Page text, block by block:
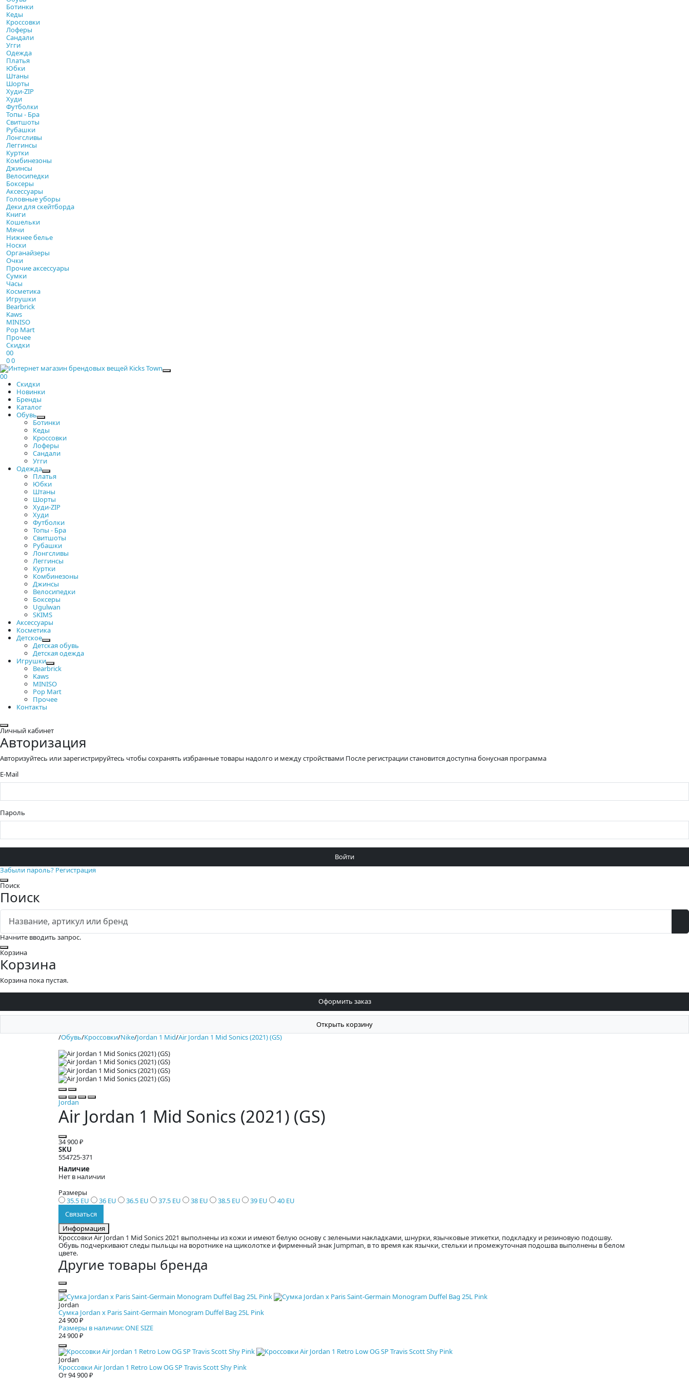
Ботинки
Кеды
Кроссовки
Лоферы
Сандали
Угги
Одежда
Платья
Юбки
Штаны
Шорты
Худи-ZIP
Худи
Футболки
Топы - Бра
Свитшоты
Рубашки
Лонгсливы
Леггинсы
Куртки
Комбинезоны
Джинсы
Велосипедки
Боксеры
Аксессуары
Головные уборы
Деки для скейтборда
Книги
Кошельки
Мячи
Нижнее белье
Носки
Органайзеры
Очки
Прочие аксессуары
Сумки
Часы
Косметика
Игрушки
Bearbrick
Kaws
MINISO
Pop Mart
Прочее
Скидки
00
00
Закрыть
00
Скидки
Новинки
Бренды
Каталог
Обувь
Ботинки
Кеды
Кроссовки
Лоферы
Сандали
Угги
Одежда
Платья
Юбки
Штаны
Шорты
Худи-ZIP
Худи
Футболки
Топы - Бра
Свитшоты
Рубашки
Лонгсливы
Леггинсы
Куртки
Комбинезоны
Джинсы
Велосипедки
Боксеры
Ugulwan
SKIMS
Аксессуары
Косметика
Детское
Детская обувь
Детская одежда
Игрушки
Bearbrick
Kaws
MINISO
Pop Mart
Прочее
Контакты
Закрыть
Личный кабинет
Авторизация
Авторизуйтесь или зарегистрируйтесь чтобы сохранять избранные товары надолго и между стройствами После регистрации становится доступна бонусная программа
E-Mail
Пароль
Войти
Забыли пароль? Регистрация
Закрыть
Поиск
Поиск
Начните вводить запрос.
Закрыть
Корзина
Корзина
Корзина пока пустая.
Оформить заказ
Открыть корзину
/Обувь/Кроссовки/Nike/Jordan 1 Mid/Air Jordan 1 Mid Sonics (2021) (GS)
Jordan
Air Jordan 1 Mid Sonics (2021) (GS)
34 900 ₽
SKU
554725-371
Наличие
Нет в наличии
Размеры
35.5 EU
36 EU 36.5 EU 37.5 EU 38 EU 38.5 EU 39 EU
40 EU
Связаться
Информация
Кроссовки Air Jordan 1 Mid Sonics 2021 выполнены из кожи и имеют белую основу с зелеными накладками, шнурки, язычковые этикетки, подкладку и резиновую подошву.
Обувь подчеркивают следы пыльцы на воротнике на щиколотке и фирменный знак Jumpman, в то время как язычки, стельки и промежуточная подошва выполнены в белом
цвете.
Другие товары бренда
Jordan
Сумка Jordan x Paris Saint-Germain Monogram Duffel Bag 25L Pink
24 900 ₽
Размеры в наличии: ONE SIZE
24 900 ₽
Jordan
Кроссовки Air Jordan 1 Retro Low OG SP Travis Scott Shy Pink
От 94 900 ₽